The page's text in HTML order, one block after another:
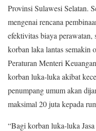
Provinsi Sulawesi Selatan.
mengenai rencana
efektivitas biaya
korban laka lantas semakin
Peraturan Menteri
korban luka-luka akibat
penumpang umum akan
maksimal 20 juta kepada
“Bagi korban luka-luka